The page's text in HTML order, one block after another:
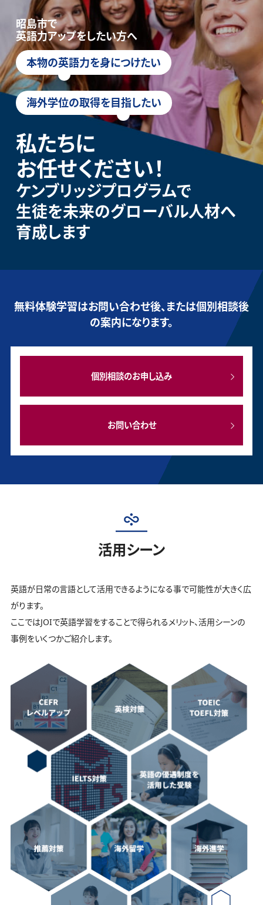
昭島市で
英語力アップをしたい方へ
本物の英語力を身につけたい
海外学位の取得を目指したい
私たちに
お任せください！
ケンブリッジプログラムで
生徒を未来のグローバル人材へ
育成します
無料体験学習はお問い合わせ後、または個別相談後
の案内になります。
個別相談のお申し込み
お問い合わせ
活用シーン
英語が日常の言語として活用できるようになる事で可能性が大きく広
がります。
ここではJOIで英語学習をすることで得られるメリット、活用シーンの
事例をいくつかご紹介します。